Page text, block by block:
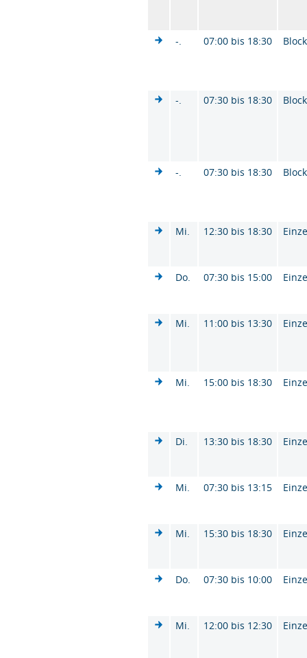
-. 07:00 bis 18:30 Block
-. 07:30 bis 18:30 Block
-. 07:30 bis 18:30 Block
Mi. 12:30 bis 18:30
Do. 07:30 bis 15:00
Mi. 11:00 bis 13:30
Mi. 15:00 bis 18:30
Di. 13:30 bis 18:30
Mi. 07:30 bis 13:15
Mi. 15:30 bis 18:30
Do. 07:30 bis 10:00
Mi. 12:00 bis 12:30